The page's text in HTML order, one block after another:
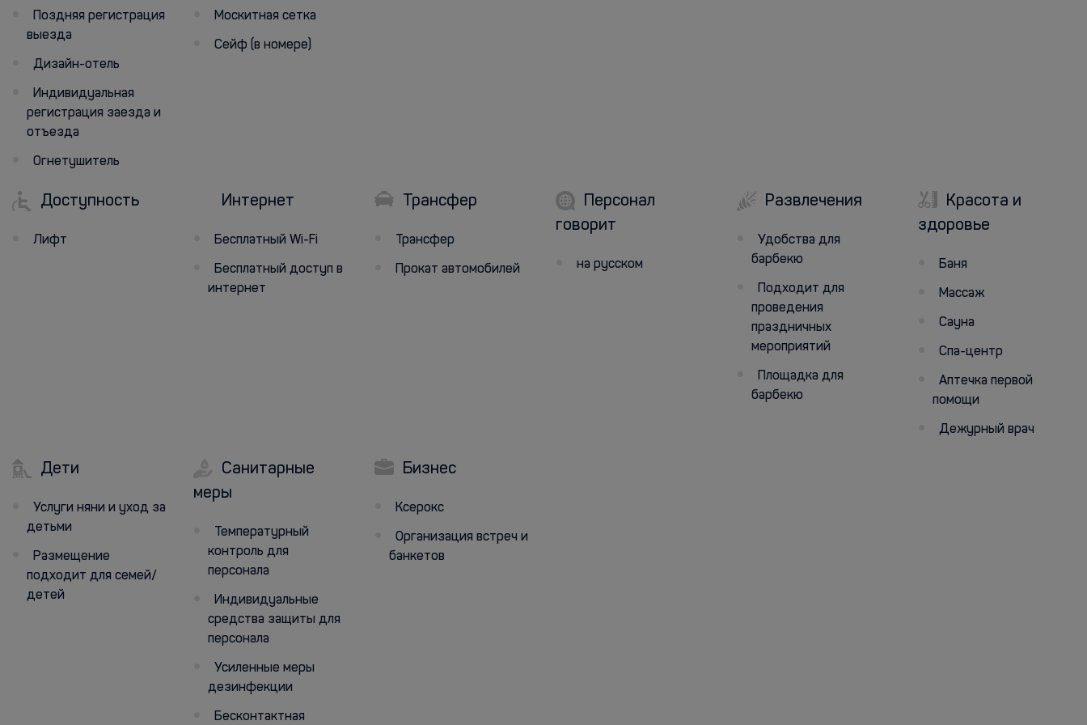
Поздняя регистрация
выезда
Дизайн-отель
Индивидуальная
регистрация заезда и
отъезда
Огнетушитель
Москитная сетка
Сейф (в номере)
Доступность
Лифт
Интернет
Бесплатный Wi-Fi
Бесплатный доступ в
интернет
Трансфер
Трансфер
Прокат автомобилей
Персонал
говорит
на русском
Развлечения
Удобства для
барбекю
Подходит для
проведения
праздничных
мероприятий
Площадка для
барбекю
Красота и
здоровье
Баня
Массаж
Сауна
Спа-центр
Аптечка первой
помощи
Дежурный врач
Дети
Услуги няни и уход за
детьми
Размещение
подходит для семей/
детей
Санитарные
меры
Температурный
контроль для
персонала
Индивидуальные
средства защиты для
персонала
Усиленные меры
дезинфекции
Бесконтактная
Бизнес
Ксерокс
Организация встреч и
банкетов